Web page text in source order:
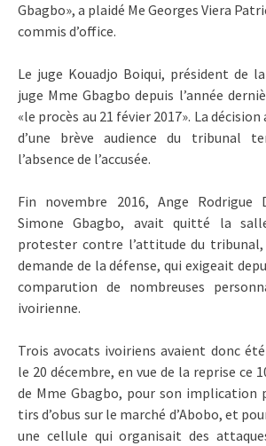
Gbagbo», a plaidé Me Georges Viera
commis d’office.
Le juge Kouadjo Boiqui, président de la
juge Mme Gbagbo depuis l’année
«le procès au 21 févier 2017». La
d’une brève audience du tribunal
l’absence de l’accusée.
Fin novembre 2016, Ange Rodrigue
Simone Gbagbo, avait quitté la
protester contre l’attitude du
demande de la défense, qui exigeait
comparution de nombreuses
ivoirienne.
Trois avocats ivoiriens avaient donc
le 20 décembre, en vue de la reprise ce
de Mme Gbagbo, pour son implication
tirs d’obus sur le marché d’Abobo, et
une cellule qui organisait des